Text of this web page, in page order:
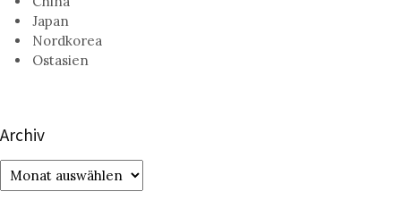
Japan
Nordkorea
Ostasien
Archiv
Archiv